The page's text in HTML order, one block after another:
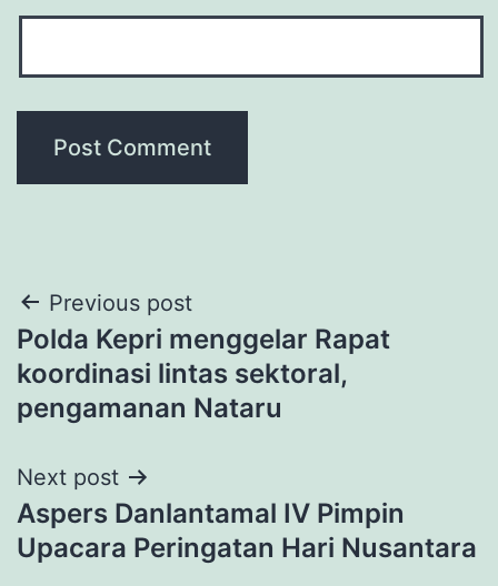
Post
navigation
Previous post
Polda Kepri menggelar Rapat
koordinasi lintas sektoral,
pengamanan Nataru
Next post
Aspers Danlantamal IV Pimpin
Upacara Peringatan Hari Nusantara